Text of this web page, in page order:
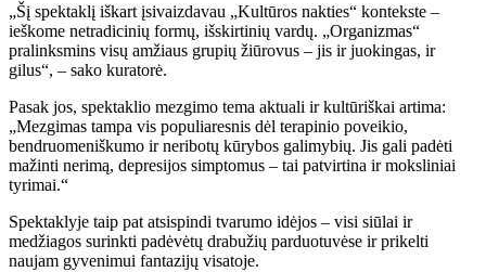
„Šį spektaklį iškart įsivaizdavau „Kultūros nakties“ kontekste –
ieškome netradicinių formų, išskirtinių vardų. „Organizmas“
pralinksmins visų amžiaus grupių žiūrovus – jis ir juokingas, ir
gilus“, – sako kuratorė.
Pasak jos, spektaklio mezgimo tema aktuali ir kultūriškai artima:
„Mezgimas tampa vis populiaresnis dėl terapinio poveikio,
bendruomeniškumo ir neribotų kūrybos galimybių. Jis gali padėti
mažinti nerimą, depresijos simptomus – tai patvirtina ir moksliniai
tyrimai.“
Spektaklyje taip pat atsispindi tvarumo idėjos – visi siūlai ir
medžiagos surinkti padėvėtų drabužių parduotuvėse ir prikelti
naujam gyvenimui fantazijų visatoje.